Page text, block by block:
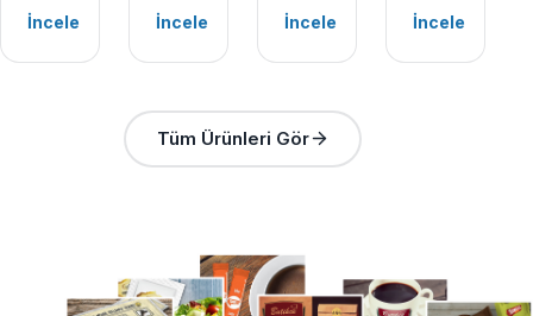
İncele
İncele
İncele İncele
Tüm Ürünleri Gör